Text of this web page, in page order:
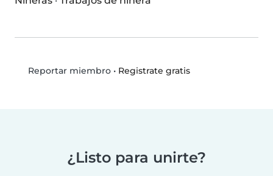
Reportar miembro• Registrate gratis
¿Listo para unirte?